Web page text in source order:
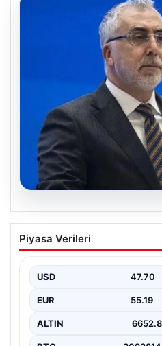
07.08.2026
Bakan Işıkhan
sektörüne yönelik
Bakanlıktan yapılan
Piyasa Verileri
USD 47.70
EUR 55.19
ALTIN 6652.8